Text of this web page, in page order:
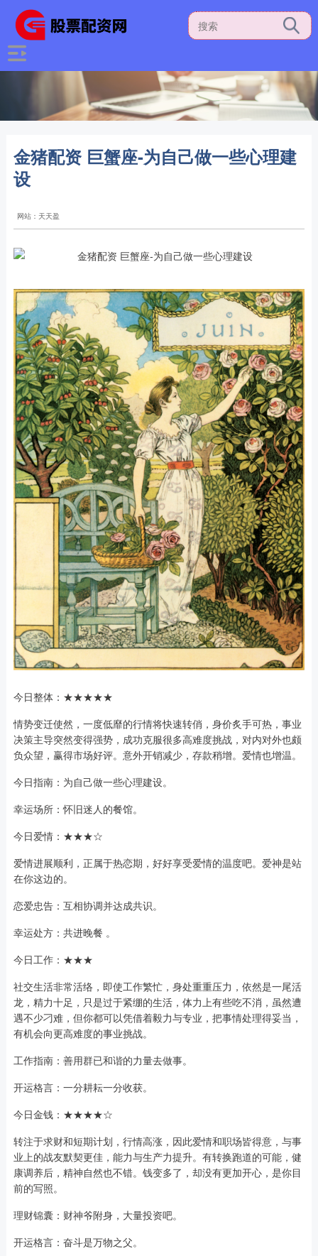
金猪配资 巨蟹座-为自己做一些心理建
设
网站：天天盈
今日整体：★★★★★
情势变迁使然，一度低靡的行情将快速转俏，身价炙手可热，事业
决策主导突然变得强势，成功克服很多高难度挑战，对内对外也颇
负众望，赢得市场好评。意外开销减少，存款稍增。爱情也增温。
今日指南：为自己做一些心理建设。
幸运场所：怀旧迷人的餐馆。
今日爱情：★★★☆
爱情进展顺利，正属于热恋期，好好享受爱情的温度吧。爱神是站
在你这边的。
恋爱忠告：互相协调并达成共识。
幸运处方：共进晚餐 。
今日工作：★★★
社交生活非常活络，即使工作繁忙，身处重重压力，依然是一尾活
龙，精力十足，只是过于紧绷的生活，体力上有些吃不消，虽然遭
遇不少刁难，但你都可以凭借着毅力与专业，把事情处理得妥当，
有机会向更高难度的事业挑战。
工作指南：善用群已和谐的力量去做事。
开运格言：一分耕耘一分收获。
今日金钱：★★★★☆
转注于求财和短期计划，行情高涨，因此爱情和职场皆得意，与事
业上的战友默契更佳，能力与生产力提升。有转换跑道的可能，健
康调养后，精神自然也不错。钱变多了，却没有更加开心，是你目
前的写照。
理财锦囊：财神爷附身，大量投资吧。
开运格言：奋斗是万物之父。